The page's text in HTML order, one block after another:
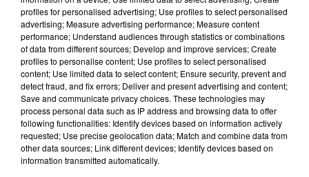
Lecture (4 min 9 sec)
100%
100% Radio les infos de l'Hérault
profiles for personalised advertising; Use profiles to select personalised
advertising; Measure advertising performance; Measure content
performance; Understand audiences through statistics or combinations
of data from different sources; Develop and improve services; Create
profiles to personalise content; Use profiles to select personalised
content; Use limited data to select content; Ensure security, prevent and
detect fraud, and fix errors; Deliver and present advertising and content;
Save and communicate privacy choices. These technologies may
process personal data such as IP address and browsing data to offer
following functionalities: Identify devices based on information actively
requested; Use precise geolocation data; Match and combine data from
other data sources; Link different devices; Identify devices based on
information transmitted automatically.